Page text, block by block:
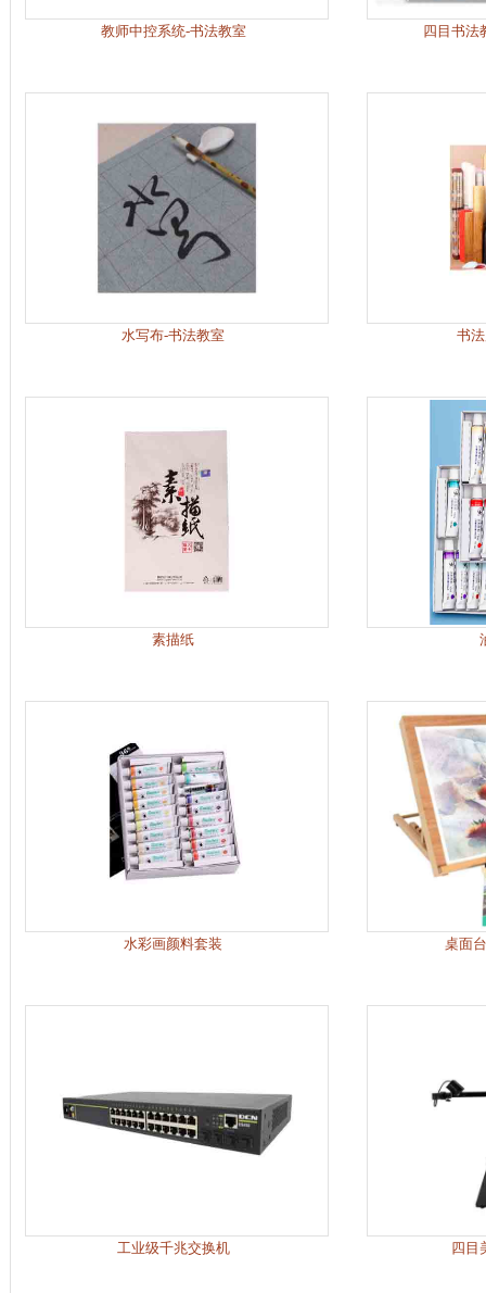
教师中控系统-书法教室 四目书法
水写布-书法教室 书
素描纸
水彩画颜料套装 桌面
工业级千兆交换机 四目